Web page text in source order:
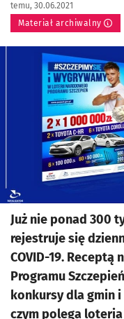
temu, 30.06.2021
Materiał archiwalny
Kliknij, aby powiększyć
Już nie ponad 300
rejestruje się
COVID-19.
Programu
konkursy dla gmin
czym polega